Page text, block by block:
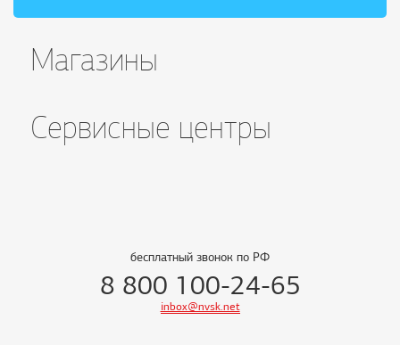
Магазины
Сервисные центры
бесплатный звонок по РФ
8 800 100-24-65
inbox@nvsk.net